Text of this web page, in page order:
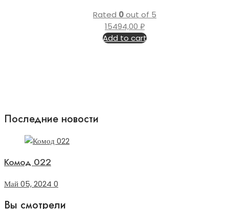
Rated 0out of 5
15494,00 ₽
Add to cart
Последние новости
Комод 022
Май 05, 2024 0
Вы смотрели